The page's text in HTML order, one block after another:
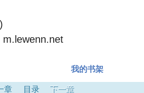
我的书架
章 目录 下一章